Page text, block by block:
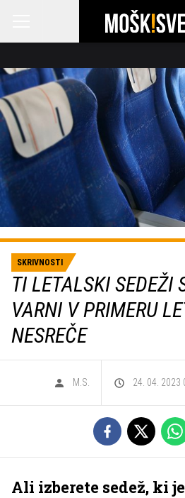
SKRIVNOSTI
TI LETALSKI SEDEŽI
VARNI V PRIMERU
NESREČE
M.S. 24. 04. 2023
Ali izberete sedež, ki